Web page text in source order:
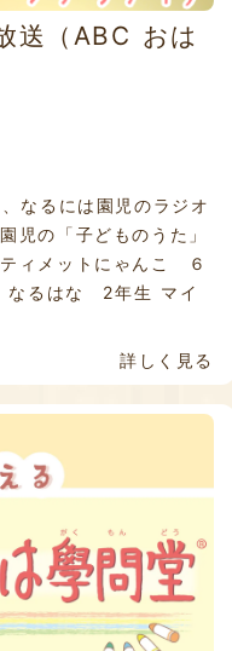
送（ABC おは
なるには園児のラジオ
児の「子どものうた」
ィメットにゃんこ ６
なるはな 2年生 マイ
詳しく見る